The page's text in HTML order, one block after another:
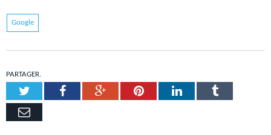
Google
PARTAGER.
TwitterFacebookGoogle+PinterestLinkedInTumblr
Email